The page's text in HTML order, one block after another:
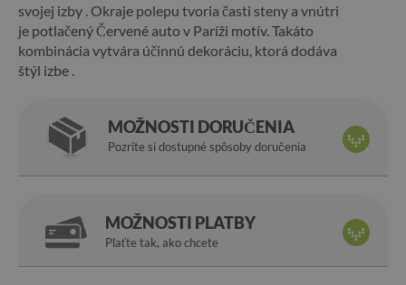
svojej izby . Okraje polepu tvoria časti steny a vnútri
je potlačený Červené auto v Paríži motív. Takáto
kombinácia vytvára účinnú dekoráciu, ktorá dodáva
štýl izbe .
MOŽNOSTI DORUČENIA
Pozrite si dostupné spôsoby doručenia
MOŽNOSTI PLATBY
Plaťte tak, ako chcete